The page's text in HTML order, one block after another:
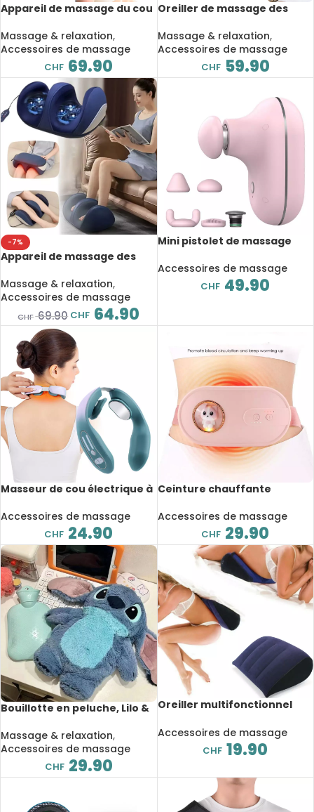
Appareil de massage du cou
chaleur, pétrissage Shiatsu,
fonction de chauffage
Massage & relaxation,
Accessoires de massage
CHF 69.90
Oreiller de massage des
soulagement des douleurs,
Multi-mode
Massage & relaxation,
Accessoires de massage
CHF 59.90
-7%
Appareil de massage des
rouleau chauffant, soulage
les mollets
Massage & relaxation,
Accessoires de massage
CHF69.90 CHF 64.90
Mini pistolet de massage
relaxation profonde des
muscles, 4 têtes de massage
Accessoires de massage
CHF 49.90
Masseur de cou électrique à
massage à impulsion,
compresse chaude initiée
Accessoires de massage
CHF 24.90
Ceinture chauffante
abdominal vibrant, crampes
menstruelles
Accessoires de massage
CHF 29.90
Bouillotte en peluche, Lilo &
Massage & relaxation,
Accessoires de massage
CHF 29.90
Oreiller multifonctionnel
support de positions
Accessoires de massage
CHF 19.90